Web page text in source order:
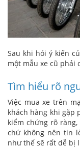
Sau khi hỏi ý kiến
một mẫu xe cũ phải
Tìm hiểu rõ
Việc mua xe trên
khách hàng khi gặp
kiểm chứng rõ
chứ không nên tin
như thế sẽ rất dễ bị